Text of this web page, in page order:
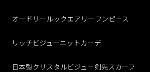
オードリールックエアリーワンピース
リッチビジューニットカーデ
日本製クリスタルビジュー剣先スカーフ